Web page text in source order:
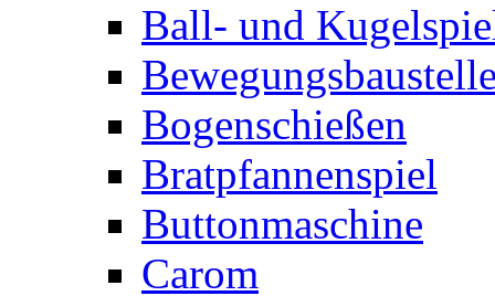
Ball- und
Bogenschießen
Bratpfannenspiel
Buttonmaschine
Carom